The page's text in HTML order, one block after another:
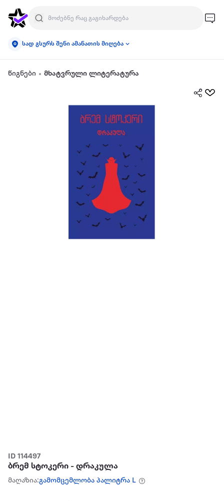
სად გსურს შენი ამანათის მიღება
წიგნები მხატვრული ლიტერატურა
ID 114497
ბრემ სტოკერი - დრაკულა
მაღაზია:გამომცემლობა პალიტრა L